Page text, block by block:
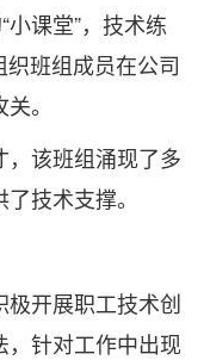
小课堂”，技术练
织班组成员在公司
。
该班组涌现了多
技术支撑。
开展职工技术创
针对工作中出现